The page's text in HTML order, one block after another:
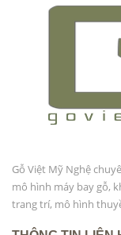
Gỗ Việt Mỹ Nghệ
mô hình máy bay gỗ,
trang trí, mô hình